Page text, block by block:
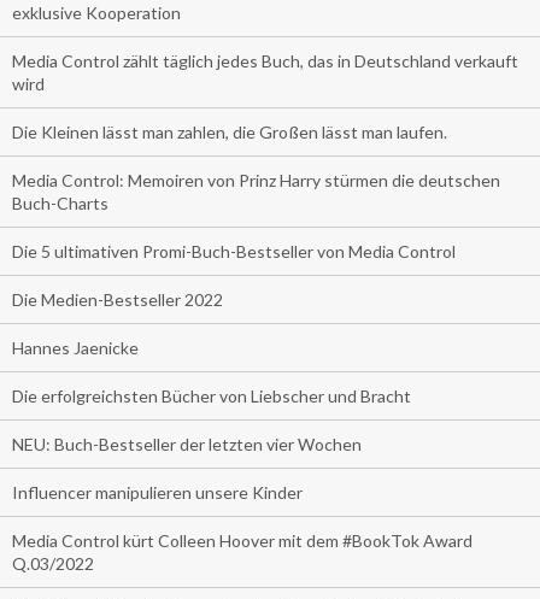
exklusive Kooperation
Media Control zählt täglich jedes Buch, das in Deutschland verkauft
wird
Die Kleinen lässt man zahlen, die Großen lässt man laufen.
Media Control: Memoiren von Prinz Harry stürmen die deutschen
Buch-Charts
Die 5 ultimativen Promi-Buch-Bestseller von Media Control
Die Medien-Bestseller 2022
Hannes Jaenicke
Die erfolgreichsten Bücher von Liebscher und Bracht
NEU: Buch-Bestseller der letzten vier Wochen
Influencer manipulieren unsere Kinder
Media Control kürt Colleen Hoover mit dem #BookTok Award
Q.03/2022